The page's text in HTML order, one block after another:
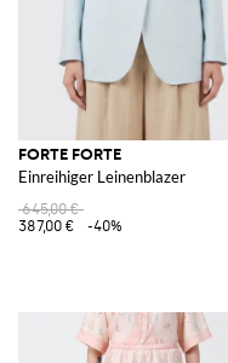
FORTE FORTE
Einreihiger Leinenblazer
645,00 €
387,00 €
-40%